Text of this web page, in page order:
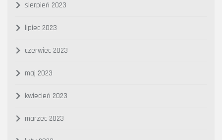
sierpień 2023
lipiec 2023
czerwiec 2023
maj 2023
kwiecień 2023
marzec 2023